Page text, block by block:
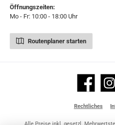
Öffnungszeiten:
Mo - Fr: 10:00 - 18:00 Uhr
Routenplaner starten
Facebook
Rechtliches
Alle Preise inkl. gesetzl.